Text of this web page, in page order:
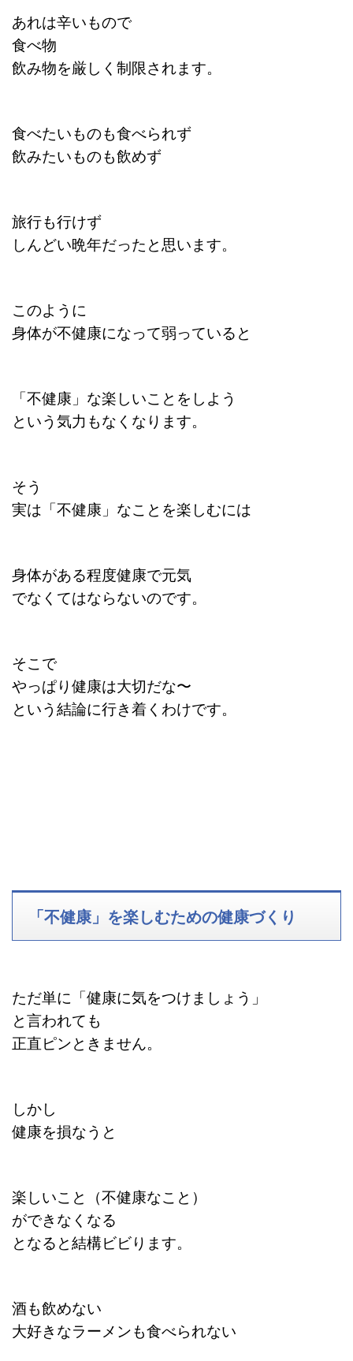
あれは辛いもので
食べ物
飲み物を厳しく制限されます。
食べたいものも食べられず
飲みたいものも飲めず
旅行も行けず
しんどい晩年だったと思います。
このように
身体が不健康になって弱っていると
「不健康」な楽しいことをしよう
という気力もなくなります。
そう
実は「不健康」なことを楽しむには
身体がある程度健康で元気
でなくてはならないのです。
そこで
やっぱり健康は大切だな〜
という結論に行き着くわけです。
「不健康」を楽しむための健康づくり
ただ単に「健康に気をつけましょう」
と言われても
正直ピンときません。
しかし
健康を損なうと
楽しいこと（不健康なこと）
ができなくなる
となると結構ビビります。
酒も飲めない
大好きなラーメンも食べられない